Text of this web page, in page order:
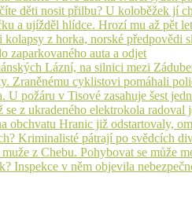
děti nosit přilbu? U koloběžek jí
a ujížděl hlídce. Hrozí mu až pět
z horka, norské předpovědi
zaparkovaného auta a odjet
Lázní, na silnici mezi
Zraněnému cyklistovi pomáhali
požáru v Tisové zasahuje šest
se z ukradeného elektrokola radoval
obchvatu Hranic již odstartovaly,
Kriminalisté pátrají po svědcích
z Chebu. Pohybovat se může
Inspekce v něm objevila